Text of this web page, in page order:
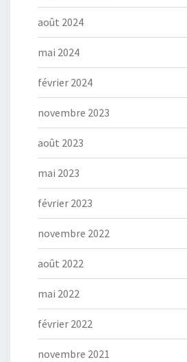
août 2024
mai 2024
février 2024
novembre 2023
août 2023
mai 2023
février 2023
novembre 2022
août 2022
mai 2022
février 2022
novembre 2021